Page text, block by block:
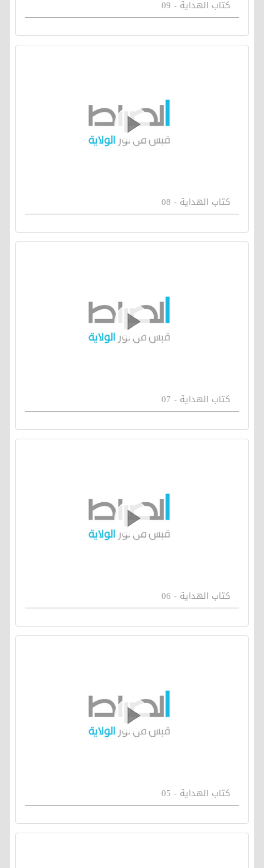
كتاب الهداية - 09
كتاب الهداية - 08
كتاب الهداية - 07
كتاب الهداية - 06
كتاب الهداية - 05